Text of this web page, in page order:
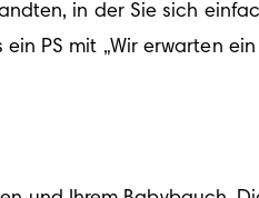
in der Sie sich
PS mit „Wir erwarten